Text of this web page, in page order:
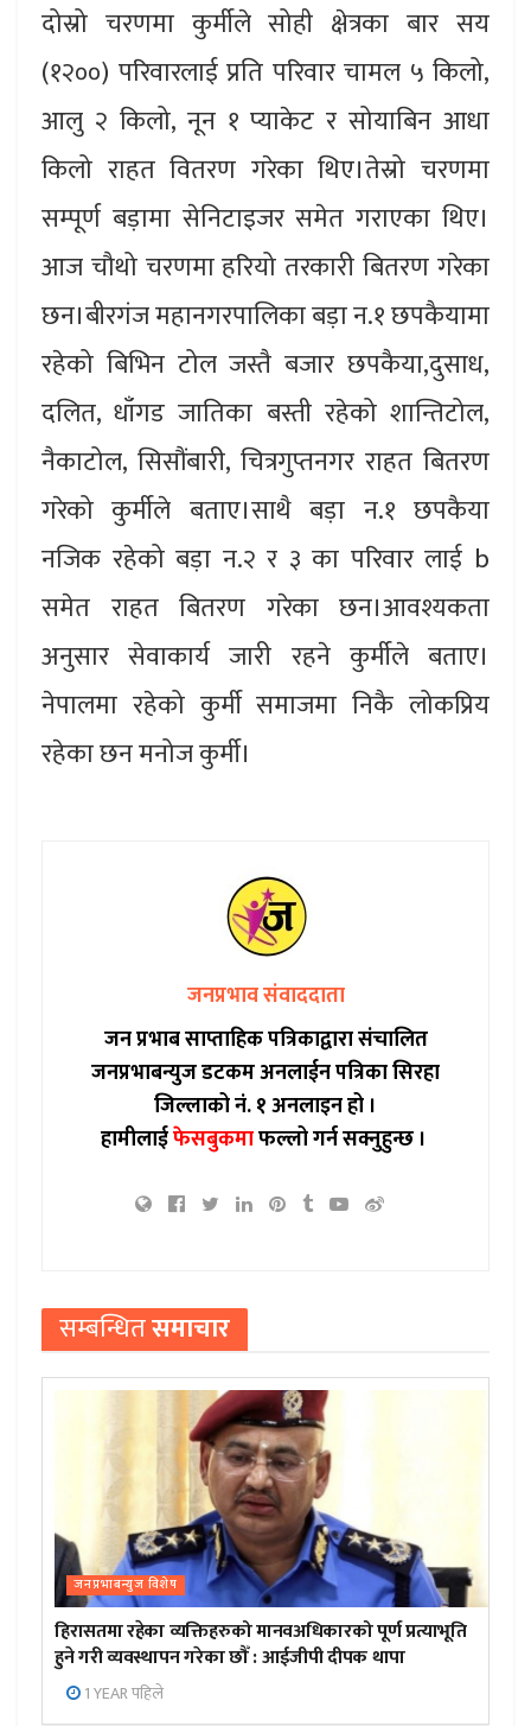
दोस्रो चरणमा कुर्मीले सोही क्षेत्रका बार सय
(१२००) परिवारलाई प्रति परिवार चामल ५ किलो,
आलु २ किलो, नून १ प्याकेट र सोयाबिन आधा
किलो राहत वितरण गरेका थिए।तेस्रो चरणमा
सम्पूर्ण बड़ामा सेनिटाइजर समेत गराएका थिए।
आज चौथो चरणमा हरियो तरकारी बितरण गरेका
छन।बीरगंज महानगरपालिका बड़ा न.१ छपकैयामा
रहेको बिभिन टोल जस्तै बजार छपकैया,दुसाध,
दलित, धाँगड जातिका बस्ती रहेको शान्तिटोल,
नैकाटोल, सिसौंबारी, चित्रगुप्तनगर राहत बितरण
गरेको कुर्मीले बताए।साथै बड़ा न.१ छपकैया
नजिक रहेको बड़ा न.२ र ३ का परिवार लाई b
समेत राहत बितरण गरेका छन।आवश्यकता
अनुसार सेवाकार्य जारी रहने कुर्मीले बताए।
नेपालमा रहेको कुर्मी समाजमा निकै लोकप्रिय
रहेका छन मनोज कुर्मी।
जनप्रभाव संवाददाता
जन प्रभाब साप्ताहिक पत्रिकाद्वारा संचालित
जनप्रभाबन्युज डटकम अनलाईन पत्रिका सिरहा
जिल्लाको नं. १ अनलाइन हो ।
हामीलाईफेसबुकमाफल्लो गर्न सक्नुहुन्छ ।
सम्बन्धितसमाचार
जनप्रभाबन्युज विशेष
हिरासतमा रहेका व्यक्तिहरुको मानवअधिकारको पूर्ण प्रत्याभूति
हुने गरी व्यवस्थापन गरेका छौँ : आईजीपी दीपक थापा
1 YEAR पहिले